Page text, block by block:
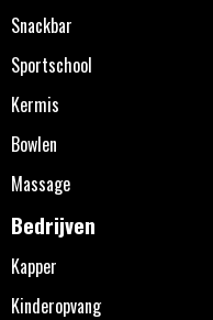
Snackbar
Sportschool
Kermis
Bowlen
Massage
Bedrijven
Kapper
Kinderopvang